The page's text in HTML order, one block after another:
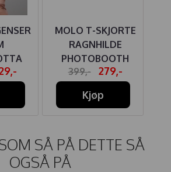
MOLO T-SKJORTE
RAGNHILDE
PHOTOBOOTH
399,-
279,-
Kjøp
SÅ PÅ DETTE SÅ
OGSÅ PÅ